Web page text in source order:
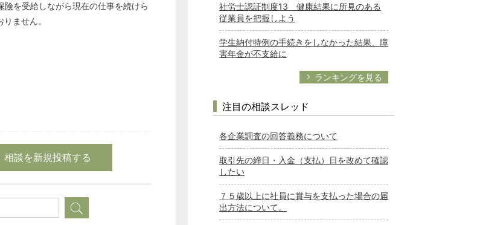
険を受給しながら現在の仕事を続けら
ません。
相談を新規投稿する
社労士認証制度13 健康結果に所見のある
従業員を把握しよう
学生納付特例の手続きをしなかった結果、障
害年金が不支給に
ランキングを見る
注目の相談スレッド
各企業調査の回答義務について
取引先の締日・入金（支払）日を改めて確認
したい
７５歳以上に社員に賞与を支払った場合の届
出方法について。